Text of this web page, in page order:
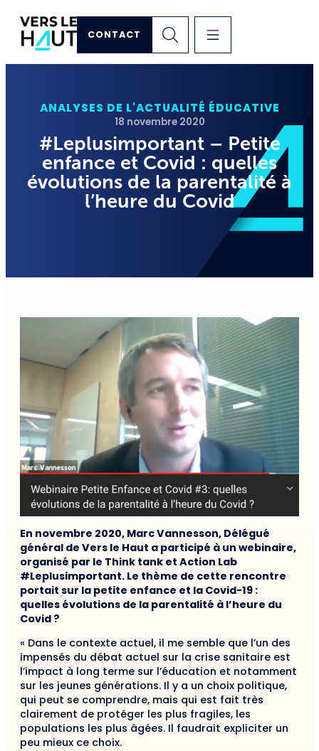
CONTACT
ANALYSES DE L'ACTUALITÉ ÉDUCATIVE
18 novembre 2020
#Leplusimportant – Petite
enfance et Covid : quelles
évolutions de la parentalité à
l’heure du Covid
En novembre 2020, Marc Vannesson, Délégué
général de Vers le Haut a participé à un webinaire,
organisé par le Think tank et Action Lab
#Leplusimportant. Le thème de cette rencontre
portait sur la petite enfance et la Covid-19 :
quelles évolutions de la parentalité à l’heure du
Covid ?
« Dans le contexte actuel, il me semble que l’un des
impensés du débat actuel sur la crise sanitaire est
l’impact à long terme sur l’éducation et notamment
sur les jeunes générations. Il y a un choix politique,
qui peut se comprendre, mais qui est fait très
clairement de protéger les plus fragiles, les
populations les plus âgées. Il faudrait expliciter un
peu mieux ce choix.